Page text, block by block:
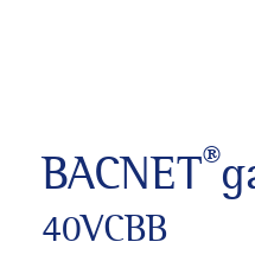
BACNET®
40VCBB